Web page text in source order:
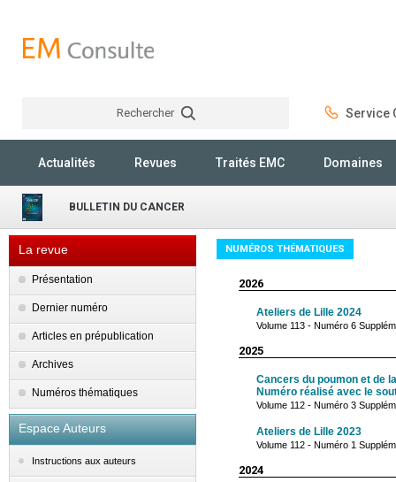
Rechercher Service
Actualités Revues Traités EMC Domaines
BULLETIN DU CANCER
La revue
Présentation
Dernier numéro
Articles en prépublication
Archives
Numéros thématiques
Espace Auteurs
Instructions aux auteurs
NUMÉROS THÉMATIQUES
2026
Ateliers de Lille 2024
Volume 113 - Numéro 6
2025
Cancers du poumon et de
Numéro réalisé avec le
Volume 112 - Numéro 3
Ateliers de Lille 2023
Volume 112 - Numéro 1
2024